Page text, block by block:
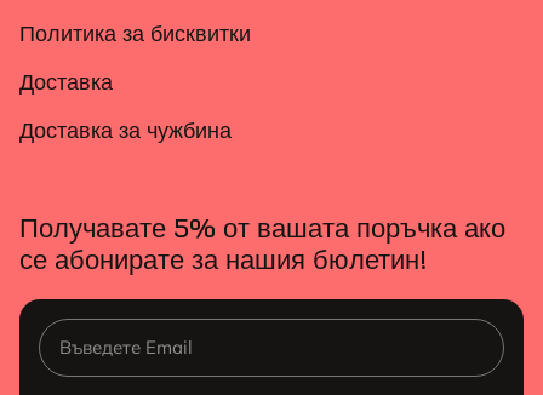
Политика за бисквитки
Доставка
Доставка за чужбина
Получавате 5% от вашата поръчка ако
се абонирате за нашия бюлетин!